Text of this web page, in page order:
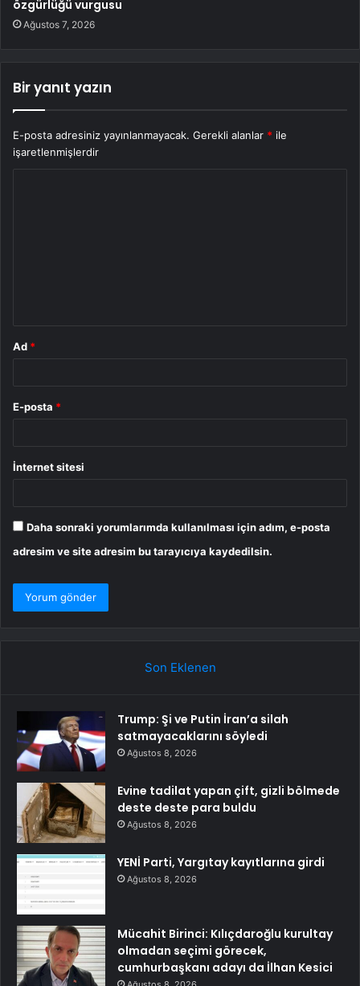
özgürlüğü vurgusu
Ağustos 7, 2026
Bir yanıt yazın
E-posta adresiniz yayınlanmayacak. Gerekli alanlar * ile
işaretlenmişlerdir
Ad *
E-posta *
İnternet sitesi
Daha sonraki yorumlarımda kullanılması için adım, e-posta
adresim ve site adresim bu tarayıcıya kaydedilsin.
Son Eklenen
Trump: Şi ve Putin İran’a silah
satmayacaklarını söyledi
Ağustos 8, 2026
Evine tadilat yapan çift, gizli bölmede
deste deste para buldu
Ağustos 8, 2026
YENİ Parti, Yargıtay kayıtlarına girdi
Ağustos 8, 2026
Mücahit Birinci: Kılıçdaroğlu kurultay
olmadan seçimi görecek,
cumhurbaşkanı adayı da İlhan Kesici